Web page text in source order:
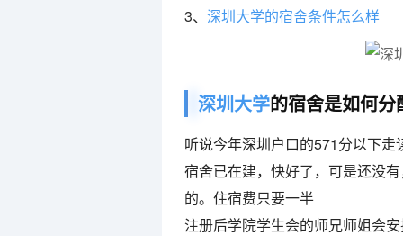
3、 深圳大学的宿舍条件怎么样
深圳大学的宿舍是如何分
听说今年深圳户口的571分以下走
宿舍已在建，快好了，可是还没
的。住宿费只要一半
注册后学院学生会的师兄师姐会